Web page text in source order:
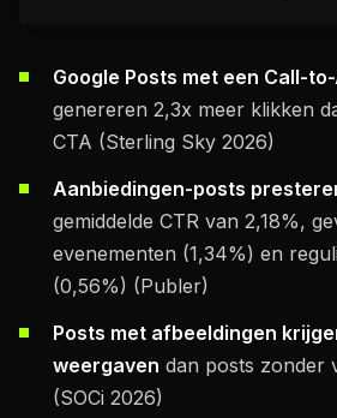
Google Posts met een Call-
genereren 2,3x meer klikken
CTA (Sterling Sky 2026)
Aanbiedingen-posts
gemiddelde CTR van 2,18%,
evenementen (1,34%) en
(0,56%) (Publer)
Posts met afbeeldingen
weergaven dan posts zonder
(SOCi 2026)